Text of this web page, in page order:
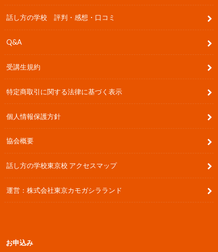
話し方の学校 評判・感想・口コミ
Q&A
受講生規約
特定商取引に関する法律に基づく表示
個人情報保護方針
協会概要
話し方の学校東京校 アクセスマップ
運営：株式会社東京カモガシラランド
お申込み